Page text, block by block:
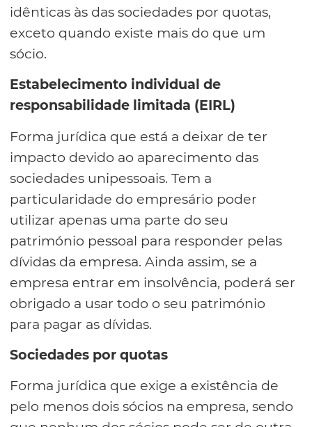
idênticas às das sociedades por quotas,
exceto quando existe mais do que um
sócio.
Estabelecimento individual de
responsabilidade limitada (EIRL)
Forma jurídica que está a deixar de ter
impacto devido ao aparecimento das
sociedades unipessoais. Tem a
particularidade do empresário poder
utilizar apenas uma parte do seu
património pessoal para responder pelas
dívidas da empresa. Ainda assim, se a
empresa entrar em insolvência, poderá ser
obrigado a usar todo o seu património
para pagar as dívidas.
Sociedades por quotas
Forma jurídica que exige a existência de
pelo menos dois sócios na empresa, sendo